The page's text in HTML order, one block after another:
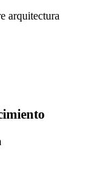
arquitectura